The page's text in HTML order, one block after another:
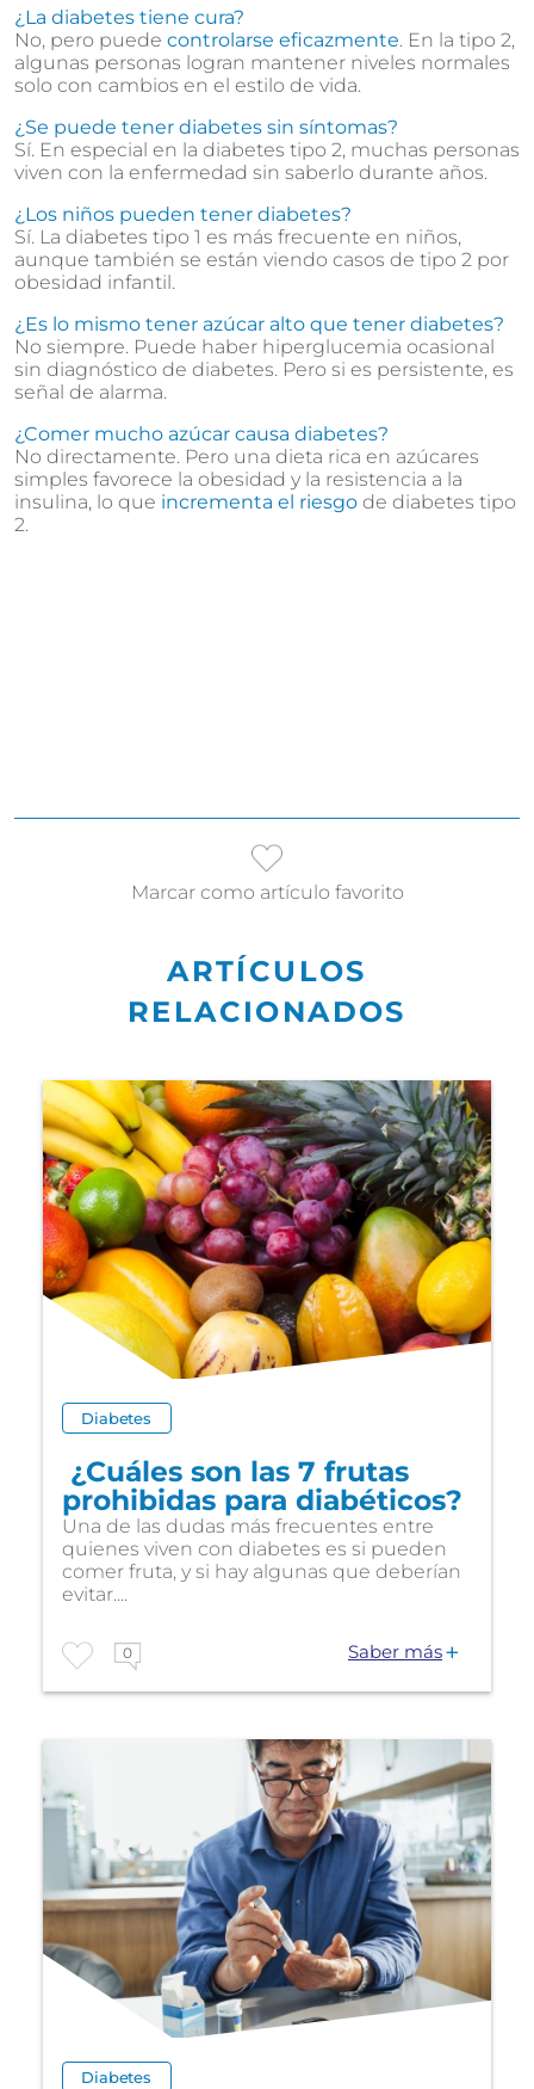
¿La diabetes tiene cura?
No, pero puede controlarse eficazmente. En la tipo 2,
algunas personas logran mantener niveles normales
solo con cambios en el estilo de vida.
¿Se puede tener diabetes sin síntomas?
Sí. En especial en la diabetes tipo 2, muchas personas
viven con la enfermedad sin saberlo durante años.
¿Los niños pueden tener diabetes?
Sí. La diabetes tipo 1 es más frecuente en niños,
aunque también se están viendo casos de tipo 2 por
obesidad infantil.
¿Es lo mismo tener azúcar alto que tener diabetes?
No siempre. Puede haber hiperglucemia ocasional
sin diagnóstico de diabetes. Pero si es persistente, es
señal de alarma.
¿Comer mucho azúcar causa diabetes?
No directamente. Pero una dieta rica en azúcares
simples favorece la obesidad y la resistencia a la
insulina, lo que incrementa el riesgo de diabetes tipo
2.
Marcar como artículo favorito
ARTÍCULOS
RELACIONADOS
Diabetes
¿Cuáles son las 7 frutas
prohibidas para diabéticos?
Una de las dudas más frecuentes entre
quienes viven con diabetes es si pueden
comer fruta, y si hay algunas que deberían
evitar....
0 Saber más
Diabetes